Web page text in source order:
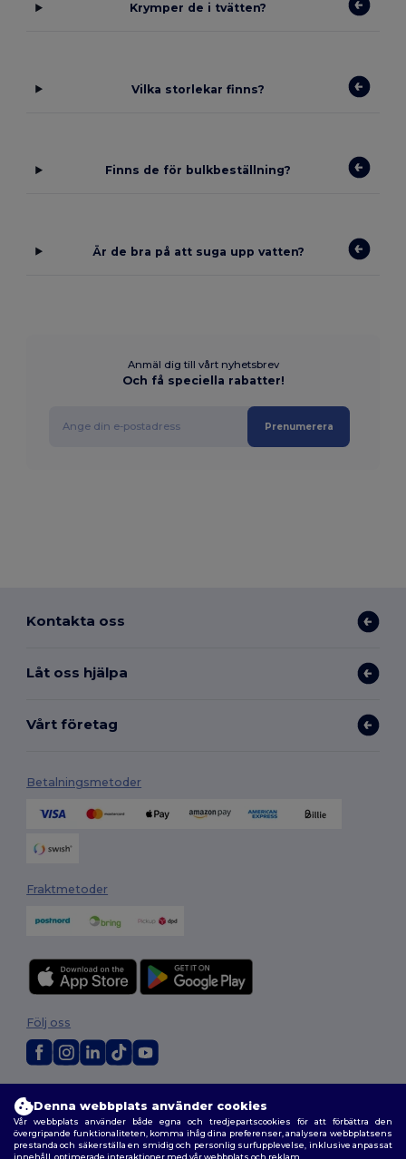
Krymper de i tvätten?
Vilka storlekar finns?
Finns de för bulkbeställning?
Är de bra på att suga upp vatten?
Anmäl dig till vårt nyhetsbrev
Och få speciella rabatter!
Prenumerera
Kontakta oss
Låt oss hjälpa
Vårt företag
Betalningsmetoder
Fraktmetoder
Allmänna Villkor|Anpassad policy|Integritetspolicy
|Karta över webbplatsen
Följ oss
Denna webbplats använder cookies
Vår webbplats använder både egna och tredjepartscookies för att förbättra den
övergripande funktionaliteten, komma ihåg dina preferenser, analysera webbplatsens
prestanda och säkerställa en smidig och personlig surfupplevelse, inklusive anpassat
innehåll, optimerade interaktioner med vår webbplats och reklam.